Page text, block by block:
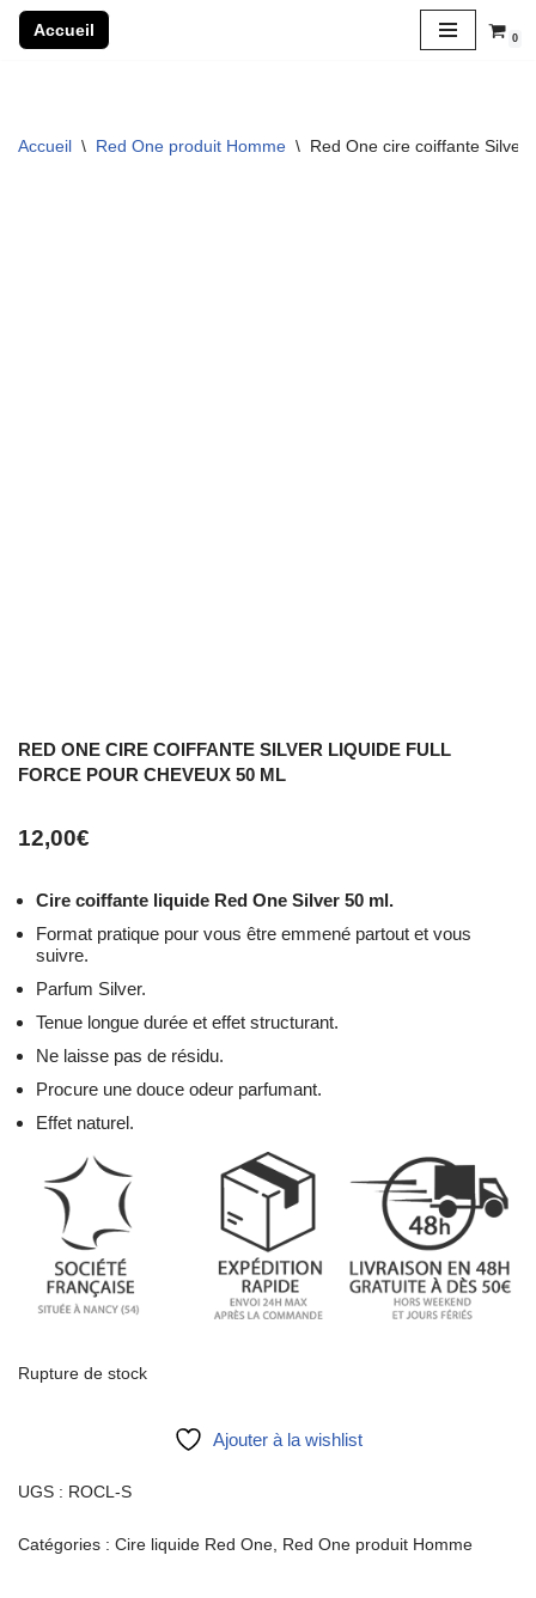
Accueil 0
Accueil \ Red One produit Homme \ Red One cire coiffante Silver
RED ONE CIRE COIFFANTE SILVER LIQUIDE FULL
FORCE POUR CHEVEUX 50 ML
12,00€
Cire coiffante liquide Red One Silver 50 ml.
Format pratique pour vous être emmené partout et vous
suivre.
Parfum Silver.
Tenue longue durée et effet structurant.
Ne laisse pas de résidu.
Procure une douce odeur parfumant.
Effet naturel.
Rupture de stock
Ajouter à la wishlist
UGS : ROCL-S
Catégories : Cire liquide Red One, Red One produit Homme